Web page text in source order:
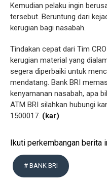
Kemudian pelaku ingin
tersebut. Beruntung dari
kerugian bagi nasabah.
Tindakan cepat dari Tim
kerugian material yang
segera diperbaiki untuk
mendatang. Bank BRI
kenyamanan nasabah, apa
ATM BRI silahkan hubungi
1500017. (kar)
Ikuti perkembangan berita
# BANK BRI